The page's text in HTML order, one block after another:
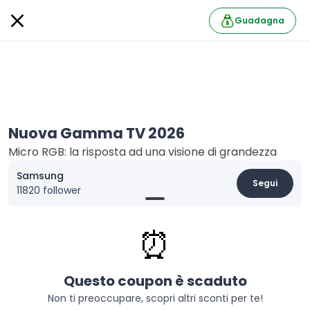
Guadagna
Nuova Gamma TV 2026
Micro RGB: la risposta ad una visione di grandezza
Samsung
11820 follower
Segui
Acquista ora la nuova gamma TV 2026. Samsung
Vision AI trasforma il tuo TV in un assistente
intelligente che capisce le tue esigenze e si adatta al
tuo stile di vita. Dai giochi più coinvolgenti alle serate
cinema indimenticabili, ogni momento diventa più
⏰
Questo coupon è scaduto
Non ti preoccupare, scopri altri sconti per te!